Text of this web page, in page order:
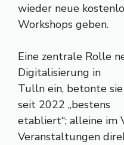
wieder neue
Workshops geben.
Eine zentrale Rolle
Digitalisierung in
Tulln ein, betonte
seit 2022 „bestens
etabliert“; alleine im
Veranstaltungen